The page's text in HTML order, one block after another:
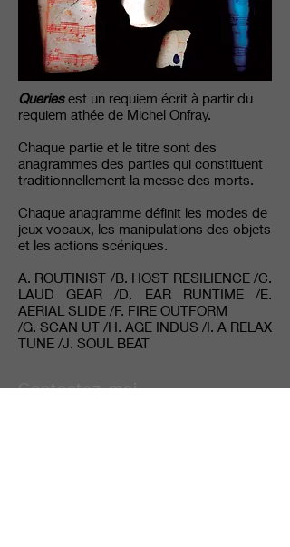
Queriesest un requiem écrit à partir du
requiem athée de Michel Onfray.
Chaque partie et le titre sont des
anagrammes des parties qui constituent
traditionnellement la messe des morts.
Chaque anagramme définit les modes de
jeux vocaux, les manipulations des objets
et les actions scéniques.
A. ROUTINIST /B. HOST RESILIENCE /C.
LAUD GEAR /D. EAR RUNTIME /E.
AERIAL SLIDE /F. FIRE OUTFORM
/G. SCAN UT /H. AGE INDUS /I. A RELAX
TUNE /J. SOUL BEAT
Contactez-moi